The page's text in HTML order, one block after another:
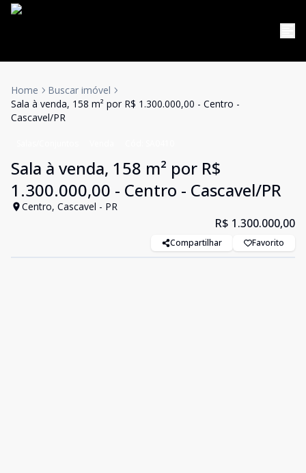
Home
Buscar imóvel
Sala à venda, 158 m² por R$ 1.300.000,00 - Centro -
Cascavel/PR
Sala à venda, 158 m² por R$
1.300.000,00 - Centro - Cascavel/PR
Centro, Cascavel - PR
R$ 1.300.000,00
Compartilhar Favorito